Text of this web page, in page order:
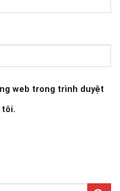
web trong trình duyệt
tôi.